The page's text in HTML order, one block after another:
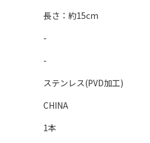
長さ：約15cm
-
-
ステンレス(PVD加工)
CHINA
1本